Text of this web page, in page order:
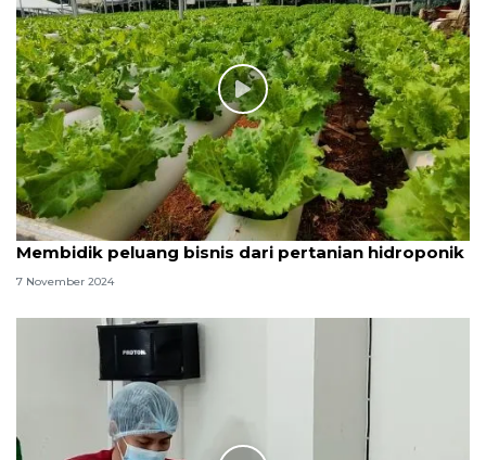
Membidik peluang bisnis dari pertanian hidroponik
7 November 2024